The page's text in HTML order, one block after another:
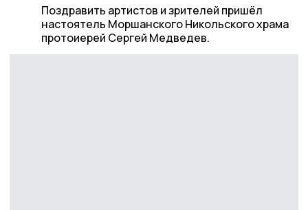
Поздравить артистов и зрителей пришёл
настоятель Моршанского Никольского храма
протоиерей Сергей Медведев.